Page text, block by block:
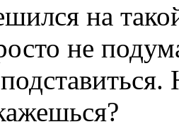
на
не